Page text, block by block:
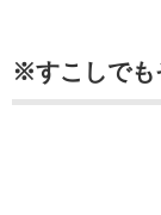
※すこしでも